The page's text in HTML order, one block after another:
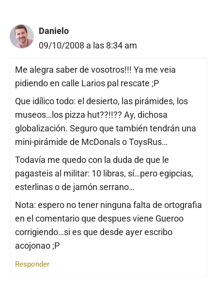
Danielo
09/10/2008 a las 8:34 am
Me alegra saber de vosotros!!! Ya me veia
pidiendo en calle Larios pal rescate ;P
Que idílico todo: el desierto, las pirámides, los
museos…los pizza hut??!!?? Ay, dichosa
globalización. Seguro que también tendrán una
mini-pirámide de McDonals o ToysRus…
Todavía me quedo con la duda de que le
pagasteis al militar: 10 libras, sí…pero egipcias,
esterlinas o de jamón serrano…
Nota: espero no tener ninguna falta de ortografia
en el comentario que despues viene Gueroo
corrigiendo…si es que desde ayer escribo
acojonao ;P
Responder